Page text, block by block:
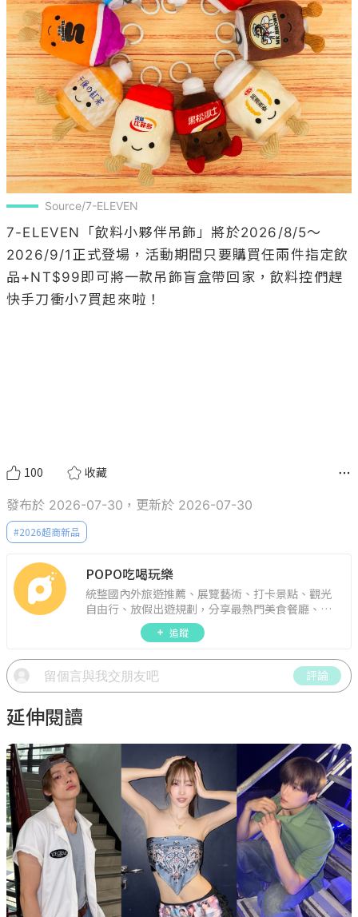
Source/7-ELEVEN
7-ELEVEN「飲料小夥伴吊飾」將於2026/8/5～
2026/9/1正式登場，活動期間只要購買任兩件指定飲
品+NT$99即可將一款吊飾盲盒帶回家，飲料控們趕
快手刀衝小7買起來啦！
100 收藏
發布於 2026-07-30，更新於 2026-07-30
#2026超商新品
POPO吃喝玩樂
統整國內外旅遊推薦、展覽藝術、打卡景點、觀光
自由行、放假出遊規劃，分享最熱門美食餐廳、約
會聚餐、人氣甜點、速食手搖飲、3C科技、心理測
驗、星座運勢、生活雜貨、吃喝玩樂實用資訊。
追蹤
評論
延伸閱讀